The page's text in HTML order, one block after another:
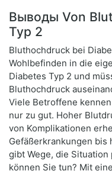
Выводы Von
Typ 2
Bluthochdruck bei
Wohlbefinden in die
Diabetes Typ 2 und
Bluthochdruck
Viele Betroffene
nur zu gut. Hoher
von Komplikationen
Gefäßerkrankungen bis
gibt Wege, die
können Sie tun? Mit